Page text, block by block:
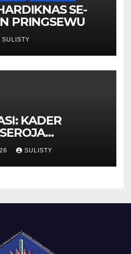
SE-
PRINGSEWU
SULISTY
KADER
SULISTY